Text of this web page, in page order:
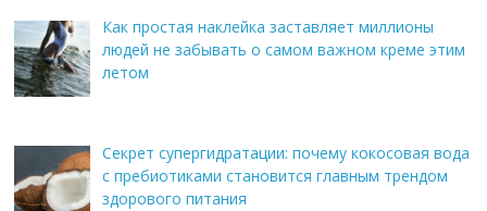
Как простая наклейка заставляет миллионы
людей не забывать о самом важном креме этим
летом
Секрет супергидратации: почему кокосовая вода
с пребиотиками становится главным трендом
здорового питания